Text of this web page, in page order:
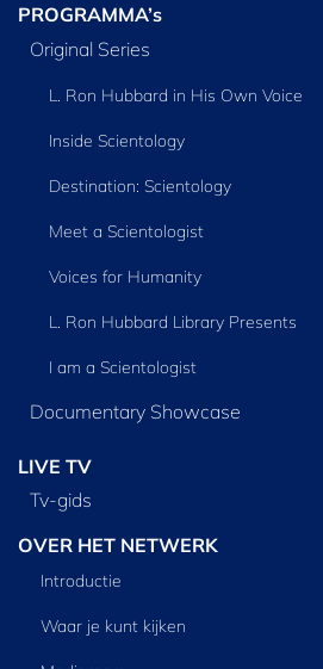
PROGRAMMA’s
Original Series
L. Ron Hubbard in His Own Voice
Inside Scientology
Destination: Scientology
Meet a Scientologist
Voices for Humanity
L. Ron Hubbard Library Presents
I am a Scientologist
Documentary Showcase
LIVE TV
Tv‑gids
OVER HET NETWERK
Introductie
Waar je kunt kijken